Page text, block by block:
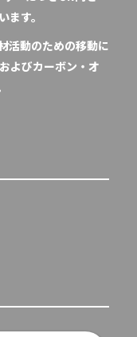
ます。
活動のための移動に
よびカーボン・オ